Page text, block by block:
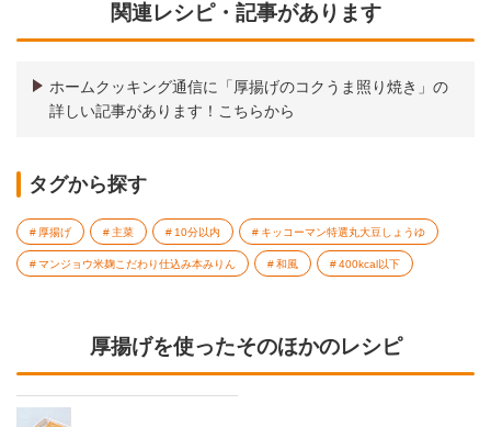
関連レシピ・記事があります
ホームクッキング通信に「厚揚げのコクうま照り焼き」の
詳しい記事があります！こちらから
タグから探す
厚揚げ 主菜 10分以内 キッコーマン特選丸大豆しょうゆ
マンジョウ米麹こだわり仕込み本みりん 和風 400kcal以下
厚揚げを使ったそのほかのレシピ